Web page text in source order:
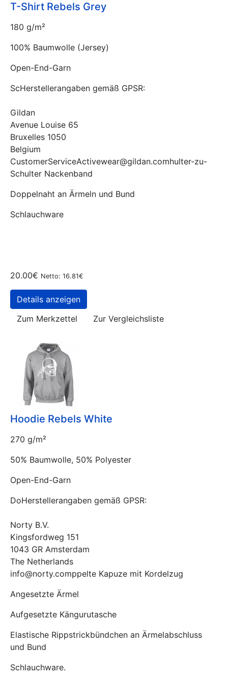
T-Shirt Rebels Grey
180 g/m²
100% Baumwolle (Jersey)
Open-End-Garn
ScHerstellerangaben gemäß GPSR:
Gildan
Avenue Louise 65
Bruxelles 1050
Belgium
CustomerServiceActivewear@gildan.comhulter-zu-
Schulter Nackenband
Doppelnaht an Ärmeln und Bund
Schlauchware
20.00€ Netto: 16.81€
Details anzeigen
Zum Merkzettel
Zur Vergleichsliste
Hoodie Rebels White
270 g/m²
50% Baumwolle, 50% Polyester
Open-End-Garn
DoHerstellerangaben gemäß GPSR:
Norty B.V.
Kingsfordweg 151
1043 GR Amsterdam
The Netherlands
info@norty.comppelte Kapuze mit Kordelzug
Angesetzte Ärmel
Aufgesetzte Kängurutasche
Elastische Rippstrickbündchen an Ärmelabschluss
und Bund
Schlauchware.